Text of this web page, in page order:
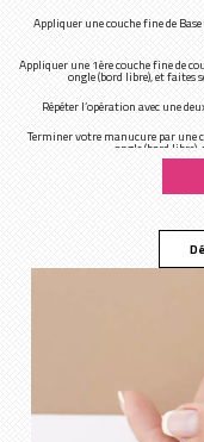
Appliquer une couche fine de
Appliquer une 1ère couche fine de
ongle (bord libre), et faites
Répéter l’opération avec une
Terminer votre manucure par une
ongle (bord libre),